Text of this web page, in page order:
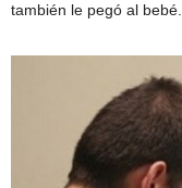
también le pegó al bebé.